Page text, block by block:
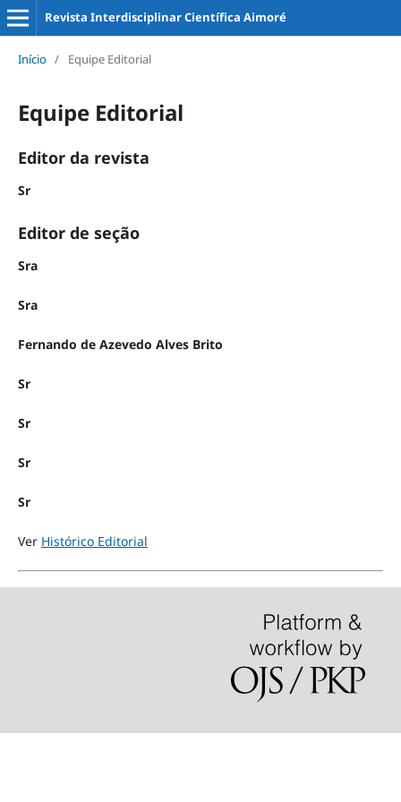
Revista Interdisciplinar Científica Aimoré
Início / Equipe Editorial
Equipe Editorial
Editor da revista
Sr
Editor de seção
Sra
Sra
Fernando de Azevedo Alves Brito
Sr
Sr
Sr
Sr
Ver Histórico Editorial